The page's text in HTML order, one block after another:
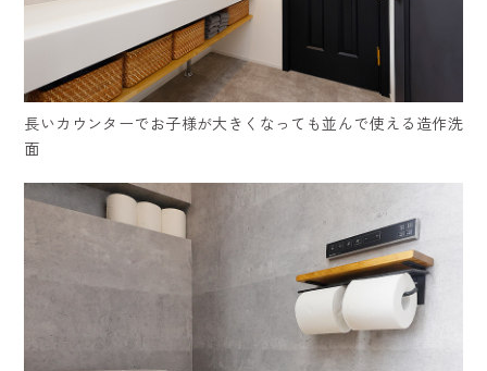
長いカウンターでお子様が大きくなっても並んで使える造作洗
面